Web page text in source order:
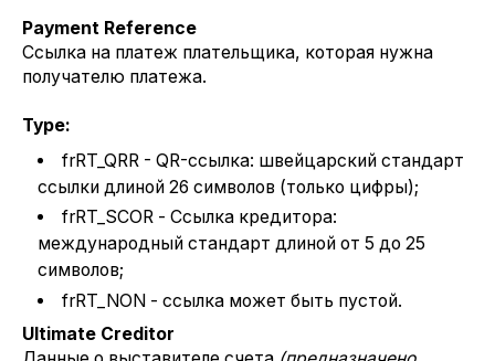
Payment Reference
Ссылка на платеж плательщика, которая нужна
получателю платежа.
Type:
frRT_QRR - QR-ссылка: швейцарский стандарт
ссылки длиной 26 символов (только цифры);
frRT_SCOR - Ссылка кредитора:
международный стандарт длиной от 5 до 25
символов;
frRT_NON - ссылка может быть пустой.
Ultimate Creditor